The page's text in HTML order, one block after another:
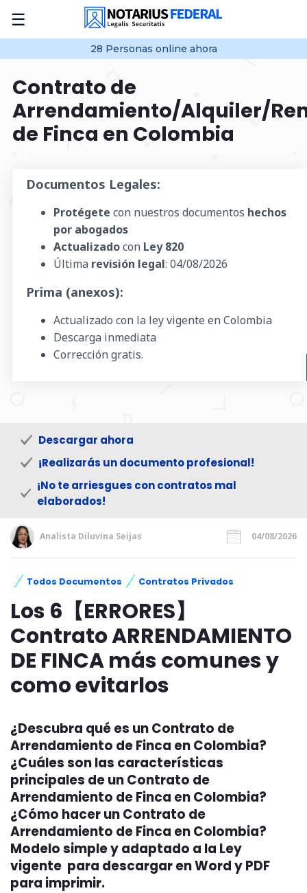
☰
28 Personas online ahora
Contrato de
Arrendamiento/Alquiler/
de Finca en Colombia
Documentos Legales:
Protégete con nuestros documentos hechos
por abogados
Actualizadocon Ley 820
Última revisión legal: 04/08/2026
Prima (anexos):
Actualizado con la ley vigente en Colombia
Descarga inmediata
Corrección gratis.
Descargar ahora
¡Realizarás un documento profesional!
¡No te arriesgues con contratos mal
elaborados!
Analista Diluvina Seijas 04/08/2026
Todos Documentos Contratos Privados
Los 6【ERRORES】
Contrato ARRENDAMIENTO
DE FINCA más comunes y
como evitarlos
¿Descubra qué es un Contrato de
Arrendamiento de Finca en Colombia?
¿Cuáles son las características
principales de un Contrato de
Arrendamiento de Finca en Colombia?
¿Cómo hacer un Contrato de
Arrendamiento de Finca en Colombia?
Modelo simple y adaptado a la Ley
vigente para descargar en Word y PDF
para imprimir.